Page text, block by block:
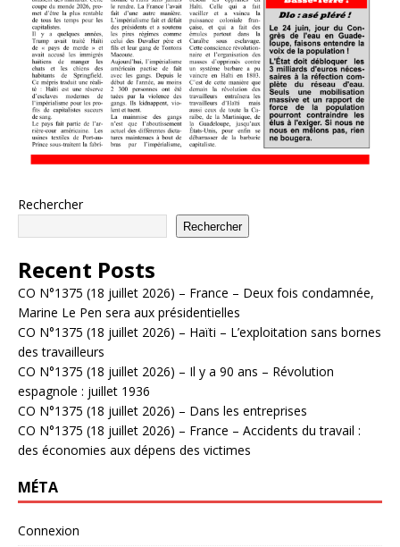
Rechercher
Rechercher
Recent Posts
CO N°1375 (18 juillet 2026) – France – Deux fois condamnée,
Marine Le Pen sera aux présidentielles
CO N°1375 (18 juillet 2026) – Haïti – L’exploitation sans bornes
des travailleurs
CO N°1375 (18 juillet 2026) – Il y a 90 ans – Révolution
espagnole : juillet 1936
CO N°1375 (18 juillet 2026) – Dans les entreprises
CO N°1375 (18 juillet 2026) – France – Accidents du travail :
des économies aux dépens des victimes
MÉTA
Connexion